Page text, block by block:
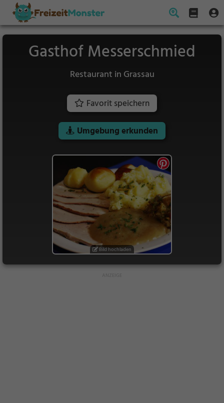
Gasthof Messerschmied
Restaurant in Grassau
Favorit speichern
Umgebung erkunden
Bild hochladen